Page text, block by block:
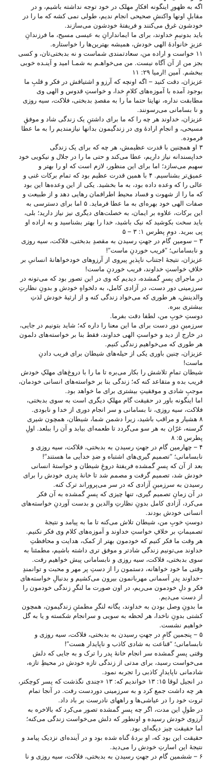
اگه به ظهورِ اینگونه افکارِ مهلک در خود توجه نداشته باشیم، و در
مقابلِ اونها واکنشِ صحیحی انجام ندیم، طولی نمی کشه که ما را در
خودشون غرق می‌‌کنند و فریفتهٔ خودشون می‌‌سازند.
باید بدونیمِ خداوند، برای ما ایماندارانِ به عیسی مسیح، ما فرزندانِ
عزیزِ خانوادهٔ الهی خودش، همیشه بهترین‌ها را خواستاره.
۱۱ خواست و اراده من، سعادتمندی شماست و نه بدبختی‌تان، و کسی
بجز من از آن آگاه نیست. من می‌خواهـم به شمـا امید و آینـده خوبی
ببخشم. آمین !ارمیا ۲۹: ۱۱
عزیزان، دقت کنید – اگه اونچه که آرزو و اشتیاقش در فکر و قلبِ ما
بوجود آمده با آموزه‌های کلامِ خدا، و خواستِ قدوس و الهی وی
مطابقت نداره، نهایتا حتما ما را به مقصدِ بدبختی، فلاکت، سیه روزی
و نا بسامانی می‌‌رسونند.
عزیزان، خداوند هر چه را که ما برای داشتنِ یک زندگی شاد و موفقِ
مسیحی، و انجامِ ارادهٔ وی در زندگیمون بدانها نیازمندیم را به ما عطا
فرموده.
۳ او همچنین با قدرت عظیمش، هر چه که برای یک زندگی
خداپسندانه نیاز داریم، عطا می‌کند و حتی ما را در جلال و نیکویی خود
سهیم می‌سازد؛ اما برای این منظور، لازم است که او را بهتر و
عمیق‌تر بشناسیم. ۴ با همین قدرت عظیم بود که تمام برکات غنی و
عالی را که وعده داده بود، به ما بخشید. یکی از این وعده‌ها این بود
که ما را از شهوت و فساد محیط اطرافمان رهایی دهد و از طبیعت و
صفات الهی خود بهره‌ای به ما عطا فرماید. ۵ اما برای دسترسی به
این برکات، علاوه بر ایمان، به خصلت‌های دیگری نیز نیاز دارید؛ بلی،
باید سخت بکوشید که نیک باشید، خدا را بهتر بشناسید و به اراده او
پی ببرید. دومِ پطرس ۱: ۳ – ۵
۳ – سومین گام در جهتِ رسیدن به مقصدِ بدبختی، فلاکت، سیه روزی
و نابسامانی؛ “فریب خوردنِ ماست”!
عزیزان، نتیجهٔ اجتناب ناپذیرِ پیروی از آرزو‌های خودخواهانهٔ انسانیِ بر
خلافِ خواستِ خداوند، فریب خوردنِ ماست!
در ماجرای پسرِ گمشده، دیدیم که وی در این تصور بود که می‌‌تونه در
سرزمینی دور دست، در آزادی کامل، به دلخواهِ خودش و بدونِ نظارتِ
والدینش، هر طوری که می‌‌خواد زندگی کنه و از ارثیهٔ خودش لذتِ
بیشتری ببره.
دوستِ خوبِ من، لطفا دقت بفرما.
سرزمینِ دور دست برای ما این معنا را داره که؛ شاید بتونیم در جایی،
در خارج از دید و خواستِ الهی خداوند، فقط بنا بر خواسته‌های دلمون
هر طوری که می‌‌خواهیم زندگی کنیم.
عزیزان، چنین باوری یکی از حیله‌های شیطان برای فریب دادنِ
ماست!
شیطان تمامِ تلاشش را بکار می‌‌بره تا ما را با دروغ‌های مهلکِ خودش
فریب بده و متقاعد کنه که؛ زندگی بنا بر خواسته‌های انسانی خودمان،
موجبِ شادی و موفقیتِ بیشتری برای ما خواهد بود.
اما اینگونه باور در حقیقت گام مهلکِ دیگری است به سوی بدبختی،
فلاکت، سیه روزی، نا بسامانی و سر انجام دوری از خدا و نابودی.
۸ هشیار و مراقب باشید، زیرا دشمن شما، شیطان، همچون شیری
گرسنه، غرّان به هر سو می‌گردد تا طعمه‌ای بیابد و آن را ببلعد. اولِ
پطرس ۵: ۸
۴ – چهارمین گام در جهتِ رسیدن به بدبختی، فلاکت، سیه روزی و
نابسامانی؛ “تصمیم گیری‌های اشتباه و ضدِ خدأیی ما هستند”!
بعد از آن که پسرِ گمشده فریفتهٔ دروغِ شیطان و خواستهٔ انسانی
خودش شد، تصمیم گرفت و مصمم شد تا خانهٔ پدری خودش را برای
رسیدن به سرزمینِ آزادی که در سر می‌‌پروراند ترک کنه.
در آن زمانِ تصمیم گیری، تنها چیزی که پسرِ گمشده به آن فکر
می‌‌کرد، آزادی کامل بدونِ نظارتِ والدین و بدست آوردنِ خواسته‌های
انسانی خودش بودند.
دوستِ خوبِ من، شیطان تلاش می‌‌کنه تا ما به پیامد و نتیجهٔ
تصمیماتِ بر خلافِ خواستِ خداوند و آموزه‌های کلام وی فکر نکنیم.
هر وقت ما فکر کنیم که خودمون بهتر از کمک، هدایت و محافظتِ
خداوند می‌‌تونیم زندگی شادتر و موفق تری داشته باشیم، مطمئنا به
سوی بدبختی، فلاکت، سیه روزی و نابسامانی پیش خواهیم رفت.
وقتی ما خود خواهانه، دستمون را از دستِ پر مهر و محبت و توانمندِ
-خداوند پدرِ آسمانی مهربانمون بیرون می‌‌کشیم و بدنبالِ خواسته‌های
فکر و دلِ خودمون می‌‌ریم، در اون صورت ما لنگرِ زندگی خودمون را
از دست می‌‌دیم.
ما بدونِ وصل بودن به خداوند، یگانه لنگرِ مطمئنِ زندگیمون، همچون
کشتی بدونِ ناخدا، هر لحظه به سویی و سرانجام شکسته و یا به گل
خواهیم نشست.
۵ – پنجمین گامِ در جهتِ رسیدن به بدبختی، فلاکت، سیه روزی و
نابسامانی؛ “قناعت به شادی کاذب و ناپایدار هست”!
وقتی پسرِ گمشده سر انجام خانهٔ پدر را ترک و به جایی که دلش
می‌‌خواست رسید، برای مدتی از زندگی تازه خودش در محیطِ تازه،
شادمانی ناپایدارِ کاذبی را تجربه نمود.
در انجیل لوقا ۱۵: ۱۳ خواندیم که: ۱۳ «چندی نگذشت که پسر کوچکتر،
هر چه داشت جمع کرد و به سرزمینی دوردست رفت. در آنجا تمام
ثروت خود را در عیاشی‌ها و راههای نادرست بر باد داد.
در طولِ این مدت، اگر چه پسرِ گمشده تصور می‌‌کرد که بالاخره به
آرزوی خودش رسیده و اونطور که دلش می‌‌خواست زندگی می‌‌کنه؛
اما حقیقت چیز دیگه‌ای بود.
حقیقت این بود که، او بردهٔ گناه شده بود و در آینده‌ای نزدیک پیامد و
نتیجهٔ این اسارتِ خودش را می‌‌دید.
۶ – ششمین گام در جهتِ رسیدن به بدبختی، فلاکت، سیه روزی و نا